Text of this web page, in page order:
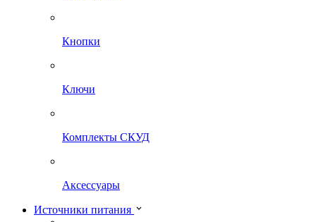
Кнопки
Ключи
Комплекты СКУД
Аксессуары
Источники питания